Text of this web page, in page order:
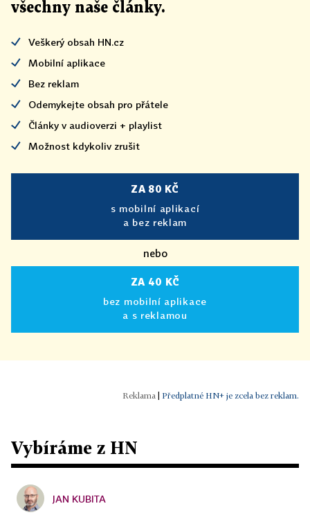
všechny naše články.
Veškerý obsah HN.cz
Mobilní aplikace
Bez reklam
Odemykejte obsah pro přátele
Články v audioverzi + playlist
Možnost kdykoliv zrušit
ZA 80 KČ
s mobilní aplikací
a bez reklam
nebo
ZA 40 KČ
bez mobilní aplikace
a s reklamou
Předplatné HN+ je zcela bez reklam.
Vybíráme z HN
JAN KUBITA